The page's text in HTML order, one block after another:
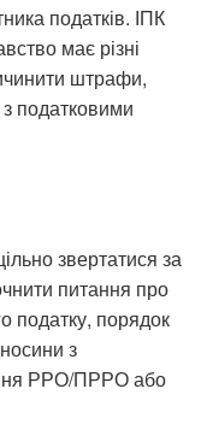
податків. ІПК
має різні
штрафи,
з податковими
звертатися за
питання про
податку, порядок
з
РРО/ПРРО або